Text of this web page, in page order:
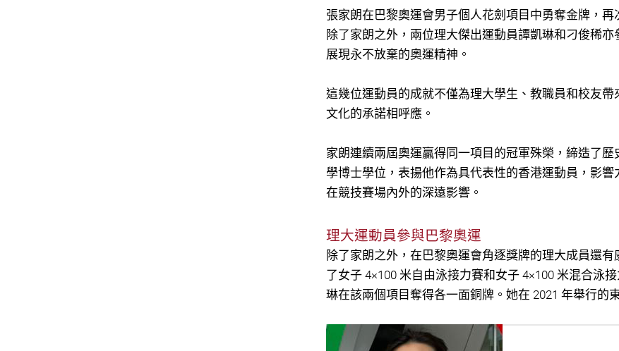
張家朗在巴黎奧運會男子個人花劍項目中勇奪金牌，
除了家朗之外，兩位理大傑出運動員譚凱琳和刁俊稀
展現永不放棄的奧運精神。
這幾位運動員的成就不僅為理大學生、教職員和校友
文化的承諾相呼應。
家朗連續兩屆奧運贏得同一項目的冠軍殊榮，締造了
學博士學位，表揚他作為具代表性的香港運動員，影
在競技賽場內外的深遠影響。
理大運動員參與巴黎奧運
除了家朗之外，在巴黎奧運會角逐獎牌的理大成員還
了女子 4×100 米自由泳接力賽和女子 4×100 米混合泳
琳在該兩個項目奪得各一面銅牌。她在 2021 年舉行的